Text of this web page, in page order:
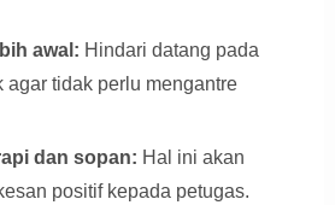
awal: Hindari datang pada
agar tidak perlu mengantre
dan sopan: Hal ini akan
positif kepada petugas.